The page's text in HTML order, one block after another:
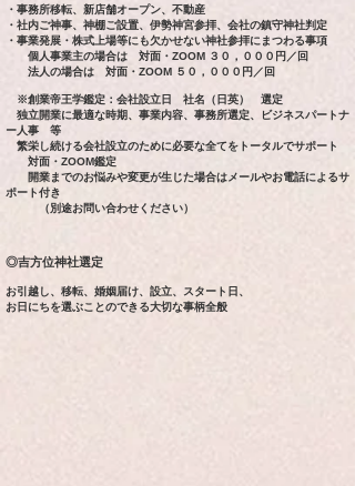
・事務所移転、新店舗オープン、不動産
・社内ご神事、神棚ご設置、伊勢神宮参拝、会社の鎮守神社判定
・事業発展・株式上場等にも欠かせない神社参拝にまつわる事項
個人事業主の場合は 対面・ZOOM ３０，０００円／回
法人の場合は 対面・ZOOM ５０，０００円／回
※創業帝王学鑑定：会社設立日 社名（日英） 選定
独立開業に最適な時期、事業内容、事務所選定、ビジネスパートナ
ー人事 等
繁栄し続ける会社設立のために必要な全てをトータルでサポート
対面・ZOOM鑑定
開業までのお悩みや変更が生じた場合はメールやお電話によるサ
ポート付き
（別途お問い合わせください）
◎吉方位神社選定
お引越し、移転、婚姻届け、設立、スタート日、
お日にちを選ぶことのできる大切な事柄全般